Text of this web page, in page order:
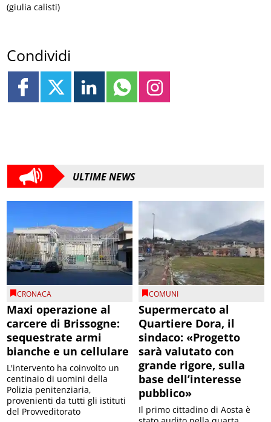
(giulia calisti)
Condividi
ULTIME NEWS
CRONACA
Maxi operazione al
carcere di Brissogne:
sequestrate armi
bianche e un cellulare
L'intervento ha coinvolto un
centinaio di uomini della
Polizia penitenziaria,
provenienti da tutti gli istituti
del Provveditorato
COMUNI
Supermercato al
Quartiere Dora, il
sindaco: «Progetto
sarà valutato con
grande rigore, sulla
base dell’interesse
pubblico»
Il primo cittadino di Aosta è